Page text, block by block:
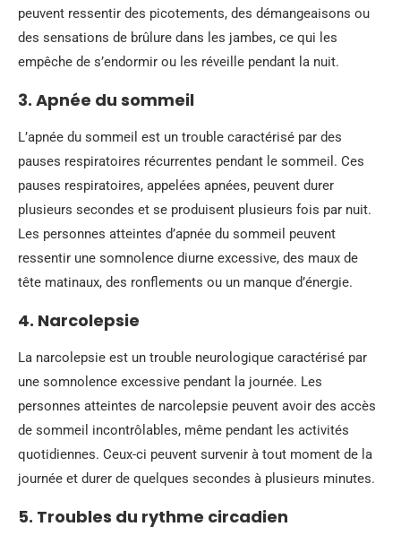
peuvent ressentir des picotements, des démangeaisons ou
des sensations de brûlure dans les jambes, ce qui les
empêche de s’endormir ou les réveille pendant la nuit.
3. Apnée du sommeil
L’apnée du sommeil est un trouble caractérisé par des
pauses respiratoires récurrentes pendant le sommeil. Ces
pauses respiratoires, appelées apnées, peuvent durer
plusieurs secondes et se produisent plusieurs fois par nuit.
Les personnes atteintes d’apnée du sommeil peuvent
ressentir une somnolence diurne excessive, des maux de
tête matinaux, des ronflements ou un manque d’énergie.
4. Narcolepsie
La narcolepsie est un trouble neurologique caractérisé par
une somnolence excessive pendant la journée. Les
personnes atteintes de narcolepsie peuvent avoir des accès
de sommeil incontrôlables, même pendant les activités
quotidiennes. Ceux-ci peuvent survenir à tout moment de la
journée et durer de quelques secondes à plusieurs minutes.
5. Troubles du rythme circadien